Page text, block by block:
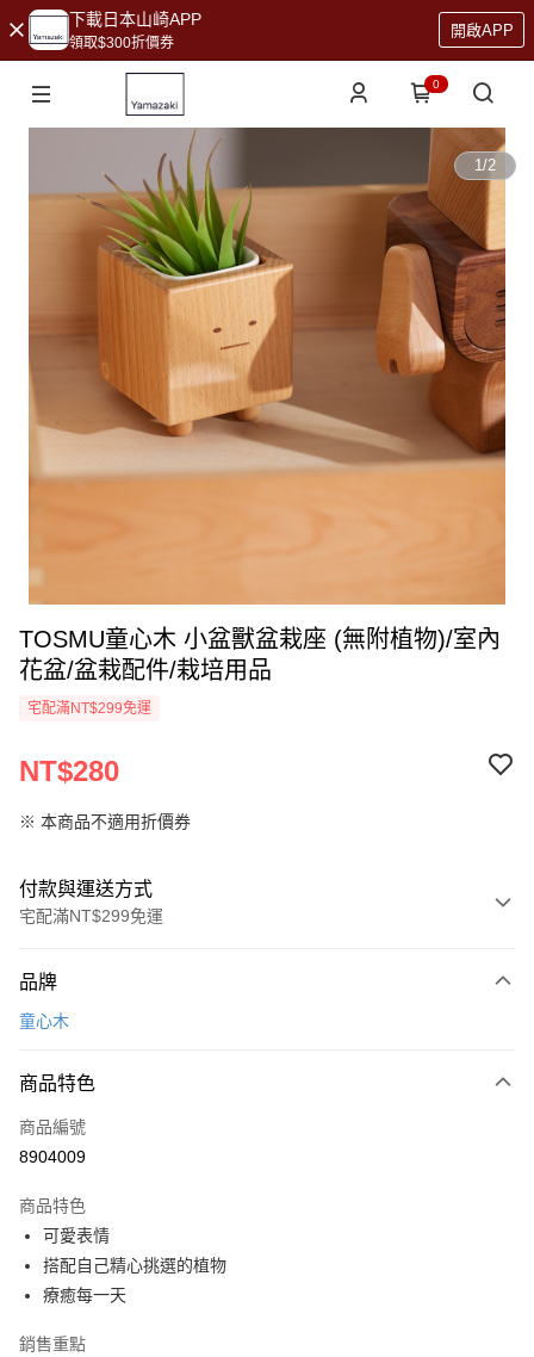
下載日本山崎APP
領取$300折價券
開啟APP
0
1/2
TOSMU童心木 小盆獸盆栽座 (無附植物)/室內
花盆/盆栽配件/栽培用品
宅配滿NT$299免運
NT$280
※ 本商品不適用折價券
付款與運送方式
宅配滿NT$299免運
信用卡一次付款
Apple Pay
悠遊付
全盈+PAY
大哥付你分期
相關說明
1.本服務由台灣大哥大提供，台灣大哥大用戶可立即使用無須另外申請。
ATM付款
品牌
童心木
商品特色
商品編號
8904009
商品特色
可愛表情
搭配自己精心挑選的植物
療癒每一天
銷售重點